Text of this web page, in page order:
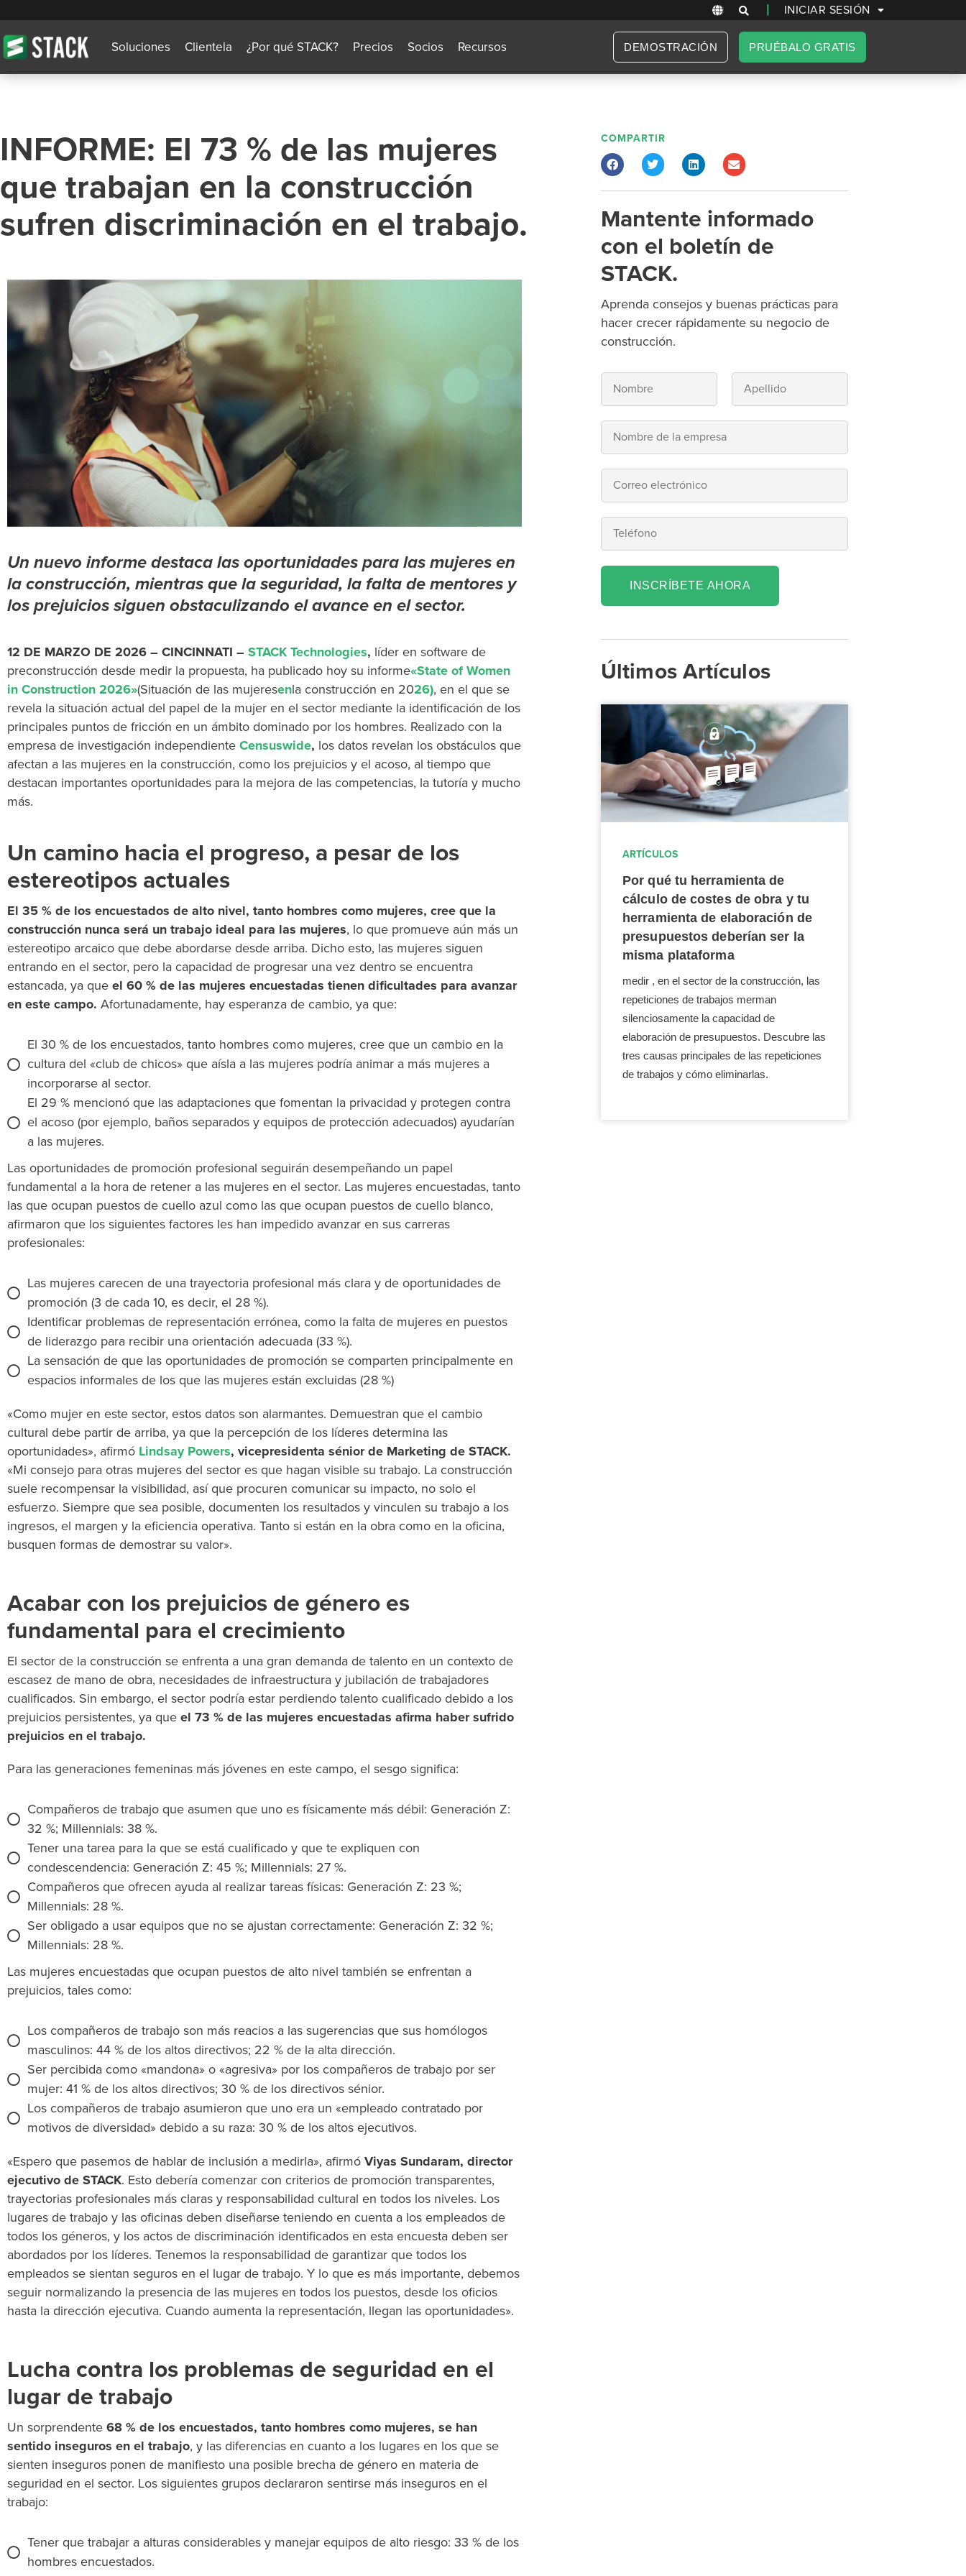
| INICIAR SESIÓN
Soluciones Clientela ¿Por qué STACK? Precios Socios Recursos DEMOSTRACIÓN PRUÉBALO GRATIS
INFORME: El 73 % de las mujeres
que trabajan en la construcción
sufren discriminación en el trabajo.
Un nuevo informe destaca las oportunidades para las mujeres en
la construcción, mientras que la seguridad, la falta de mentores y
los prejuicios siguen obstaculizando el avance en el sector.
12 DE MARZO DE 2026 – CINCINNATI – STACK Technologies, líder en software de
preconstrucción desde medir la propuesta, ha publicado hoy su informe«State of Women
in Construction 2026»(Situación de las mujeresenla construcción en 2026), en el que se
revela la situación actual del papel de la mujer en el sector mediante la identificación de los
principales puntos de fricción en un ámbito dominado por los hombres. Realizado con la
empresa de investigación independiente Censuswide, los datos revelan los obstáculos que
afectan a las mujeres en la construcción, como los prejuicios y el acoso, al tiempo que
destacan importantes oportunidades para la mejora de las competencias, la tutoría y mucho
más.
Un camino hacia el progreso, a pesar de los
estereotipos actuales
El 35 % de los encuestados de alto nivel, tanto hombres como mujeres, cree que la
construcción nunca será un trabajo ideal para las mujeres, lo que promueve aún más un
estereotipo arcaico que debe abordarse desde arriba. Dicho esto, las mujeres siguen
entrando en el sector, pero la capacidad de progresar una vez dentro se encuentra
estancada, ya que el 60 % de las mujeres encuestadas tienen dificultades para avanzar
en este campo. Afortunadamente, hay esperanza de cambio, ya que:
El 30 % de los encuestados, tanto hombres como mujeres, cree que un cambio en la
cultura del «club de chicos» que aísla a las mujeres podría animar a más mujeres a
incorporarse al sector.
El 29 % mencionó que las adaptaciones que fomentan la privacidad y protegen contra
el acoso (por ejemplo, baños separados y equipos de protección adecuados) ayudarían
a las mujeres.
Las oportunidades de promoción profesional seguirán desempeñando un papel
fundamental a la hora de retener a las mujeres en el sector. Las mujeres encuestadas, tanto
las que ocupan puestos de cuello azul como las que ocupan puestos de cuello blanco,
afirmaron que los siguientes factores les han impedido avanzar en sus carreras
profesionales:
Las mujeres carecen de una trayectoria profesional más clara y de oportunidades de
promoción (3 de cada 10, es decir, el 28 %).
Identificar problemas de representación errónea, como la falta de mujeres en puestos
de liderazgo para recibir una orientación adecuada (33 %).
La sensación de que las oportunidades de promoción se comparten principalmente en
espacios informales de los que las mujeres están excluidas (28 %)
«Como mujer en este sector, estos datos son alarmantes. Demuestran que el cambio
cultural debe partir de arriba, ya que la percepción de los líderes determina las
oportunidades», afirmó Lindsay Powers, vicepresidenta sénior de Marketing de STACK.
«Mi consejo para otras mujeres del sector es que hagan visible su trabajo. La construcción
suele recompensar la visibilidad, así que procuren comunicar su impacto, no solo el
esfuerzo. Siempre que sea posible, documenten los resultados y vinculen su trabajo a los
ingresos, el margen y la eficiencia operativa. Tanto si están en la obra como en la oficina,
busquen formas de demostrar su valor».
Acabar con los prejuicios de género es
fundamental para el crecimiento
El sector de la construcción se enfrenta a una gran demanda de talento en un contexto de
escasez de mano de obra, necesidades de infraestructura y jubilación de trabajadores
cualificados. Sin embargo, el sector podría estar perdiendo talento cualificado debido a los
prejuicios persistentes, ya que el 73 % de las mujeres encuestadas afirma haber sufrido
prejuicios en el trabajo.
Para las generaciones femeninas más jóvenes en este campo, el sesgo significa:
Compañeros de trabajo que asumen que uno es físicamente más débil: Generación Z:
32 %; Millennials: 38 %.
Tener una tarea para la que se está cualificado y que te expliquen con
condescendencia: Generación Z: 45 %; Millennials: 27 %.
Compañeros que ofrecen ayuda al realizar tareas físicas: Generación Z: 23 %;
Millennials: 28 %.
Ser obligado a usar equipos que no se ajustan correctamente: Generación Z: 32 %;
Millennials: 28 %.
Las mujeres encuestadas que ocupan puestos de alto nivel también se enfrentan a
prejuicios, tales como:
Los compañeros de trabajo son más reacios a las sugerencias que sus homólogos
masculinos: 44 % de los altos directivos; 22 % de la alta dirección.
Ser percibida como «mandona» o «agresiva» por los compañeros de trabajo por ser
mujer: 41 % de los altos directivos; 30 % de los directivos sénior.
Los compañeros de trabajo asumieron que uno era un «empleado contratado por
motivos de diversidad» debido a su raza: 30 % de los altos ejecutivos.
«Espero que pasemos de hablar de inclusión a medirla», afirmó Viyas Sundaram, director
ejecutivo de STACK. Esto debería comenzar con criterios de promoción transparentes,
trayectorias profesionales más claras y responsabilidad cultural en todos los niveles. Los
lugares de trabajo y las oficinas deben diseñarse teniendo en cuenta a los empleados de
todos los géneros, y los actos de discriminación identificados en esta encuesta deben ser
abordados por los líderes. Tenemos la responsabilidad de garantizar que todos los
empleados se sientan seguros en el lugar de trabajo. Y lo que es más importante, debemos
seguir normalizando la presencia de las mujeres en todos los puestos, desde los oficios
hasta la dirección ejecutiva. Cuando aumenta la representación, llegan las oportunidades».
Lucha contra los problemas de seguridad en el
lugar de trabajo
Un sorprendente 68 % de los encuestados, tanto hombres como mujeres, se han
sentido inseguros en el trabajo, y las diferencias en cuanto a los lugares en los que se
sienten inseguros ponen de manifiesto una posible brecha de género en materia de
seguridad en el sector. Los siguientes grupos declararon sentirse más inseguros en el
trabajo:
Tener que trabajar a alturas considerables y manejar equipos de alto riesgo: 33 % de los
hombres encuestados.
COMPARTIR
Mantente informado
con el boletín de
STACK.
Aprenda consejos y buenas prácticas para
hacer crecer rápidamente su negocio de
construcción.
INSCRÍBETE AHORA
Últimos Artículos
ARTÍCULOS
Por qué tu herramienta de
cálculo de costes de obra y tu
herramienta de elaboración de
presupuestos deberían ser la
misma plataforma
medir , en el sector de la construcción, las
repeticiones de trabajos merman
silenciosamente la capacidad de
elaboración de presupuestos. Descubre las
tres causas principales de las repeticiones
de trabajos y cómo eliminarlas.